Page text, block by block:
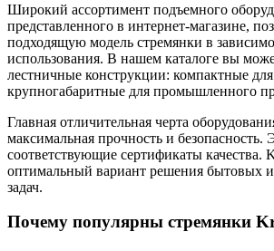
Широкий ассортимент подъемного
представленного в интернет-магазине,
подходящую модель стремянки в
использования. В нашем каталоге вы
лестничные конструкции: компактные
крупногабаритные для промышленного
Главная отличительная черта
максимальная прочность и безопасность.
соответствующие сертификаты качества.
оптимальный вариант решения бытовых
задач.
Почему популярны стремянки